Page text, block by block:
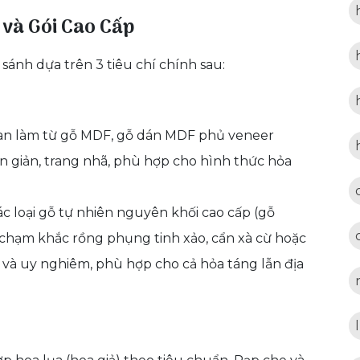
Gói Cao Cấp
dựa trên 3 tiêu chí chính sau:
làm từ gỗ MDF, gỗ dán MDF phủ veneer
giản, trang nhã, phù hợp cho hình thức hỏa
loại gỗ tự nhiên nguyên khối cao cấp (gỗ
khắc rồng phụng tinh xảo, cẩn xà cừ hoặc
uy nghiêm, phù hợp cho cả hỏa táng lẫn địa